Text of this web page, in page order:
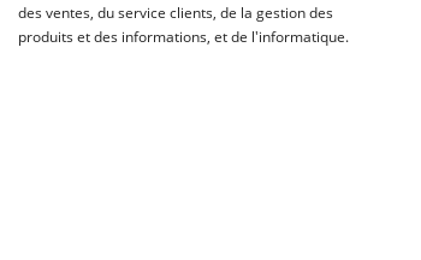
des ventes, du service clients, de la gestion des
produits et des informations, et de l'informatique.